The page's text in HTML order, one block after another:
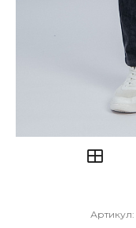
Артикул: